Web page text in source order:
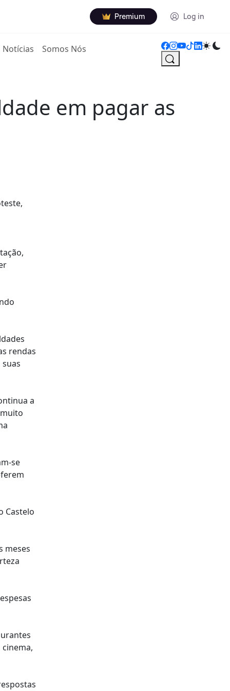
Premium Log in
Notícias Somos Nós
em pagar as
rendas
a
se
Castelo
meses